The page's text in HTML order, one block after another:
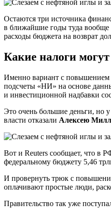
Остаются три источника
в ближайшие годы туда вообще
расходы бюджета на возврат
Какие налоги
Именно вариант с повышением
подсчеты «НИ» на основе
и инвестиционной надбавки
Это очень большие деньги, но
власти отказали Алексею
Вот и Reuters сообщает, что в
федеральному бюджету 5,46
И провернуть трюк с
оплачивают простые люди,
Правительство так уже